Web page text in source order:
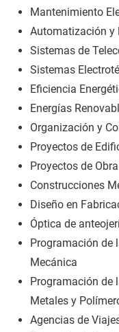
Mantenimiento
Automatización y
Sistemas de
Sistemas
Eficiencia
Energías
Organización y
Proyectos de
Proyectos de
Construcciones
Diseño en
Óptica de
Programación de
Mecánica
Programación de
Metales y
Agencias de